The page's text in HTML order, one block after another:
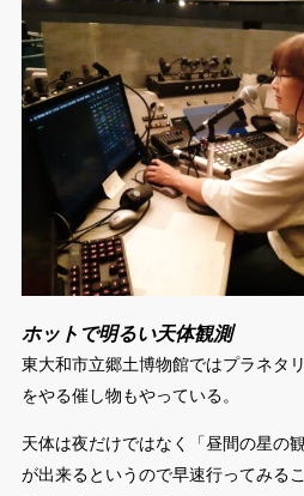
ホットで明るい天体観測
東大和市立郷土博物館ではプラネタ
をやる催し物もやっている。
天体は夜だけではなく「昼間の星の
が出来るというので早速行ってみる